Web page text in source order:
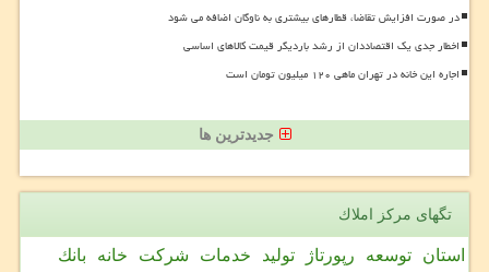
در صورت افزایش تقاضا، قطارهای بیشتری به ناوگان اضافه می شود
اخطار جدی یک اقتصاددان از رشد باردیگر قیمت کالاهای اساسی
اجاره این خانه در تهران ماهی ۱۲۰ میلیون تومان است
جدیدترین ها
تگهای مركز املاك
استان توسعه رپورتاژ تولید خدمات شركت خانه بانك